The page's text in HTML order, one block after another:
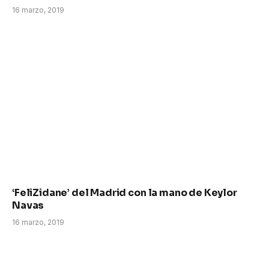
16 marzo, 2019
‘FeliZidane’ del Madrid con la mano de Keylor
Navas
16 marzo, 2019